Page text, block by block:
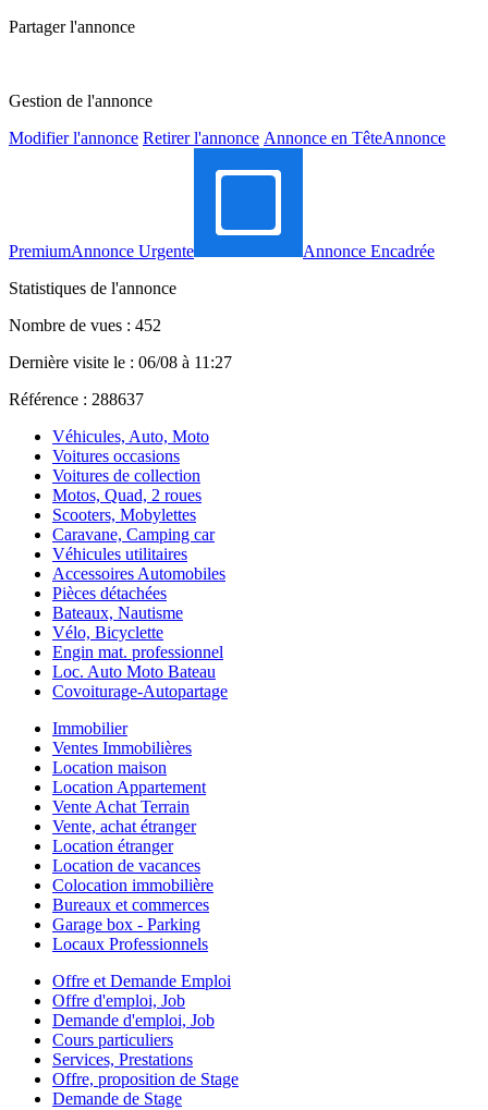
Partager l'annonce
Gestion de l'annonce
Modifier l'annonce Retirer l'annonce Annonce en TêteAnnonce
PremiumAnnonce Urgente
Annonce Encadrée
Statistiques de l'annonce
Nombre de vues : 452
Dernière visite le : 06/08 à 11:27
Référence : 288637
Véhicules, Auto, Moto
Voitures occasions
Voitures de collection
Motos, Quad, 2 roues
Scooters, Mobylettes
Caravane, Camping car
Véhicules utilitaires
Accessoires Automobiles
Pièces détachées
Bateaux, Nautisme
Vélo, Bicyclette
Engin mat. professionnel
Loc. Auto Moto Bateau
Covoiturage-Autopartage
Immobilier
Ventes Immobilières
Location maison
Location Appartement
Vente Achat Terrain
Vente, achat étranger
Location étranger
Location de vacances
Colocation immobilière
Bureaux et commerces
Garage box - Parking
Locaux Professionnels
Offre et Demande Emploi
Offre d'emploi, Job
Demande d'emploi, Job
Cours particuliers
Services, Prestations
Offre, proposition de Stage
Demande de Stage